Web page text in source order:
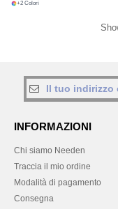
+2 Colori
INFORMAZIONI
Chi siamo Needen
Traccia il mio ordine
Modalità di pagamento
Consegna